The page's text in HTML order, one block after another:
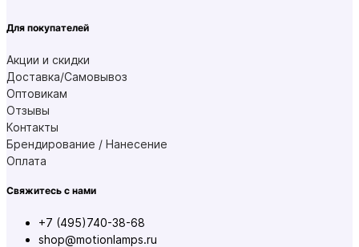
Для покупателей
Акции и скидки
Доставка/Самовывоз
Оптовикам
Отзывы
Контакты
Брендирование / Нанесение
Оплата
Свяжитесь с нами
+7 (495)740-38-68
shop@motionlamps.ru